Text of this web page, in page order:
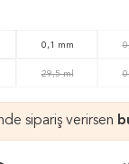
0,1 mm
29,5 ml
sipariş verirsen